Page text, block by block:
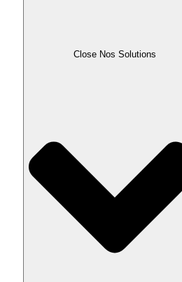
Close Nos Solutions